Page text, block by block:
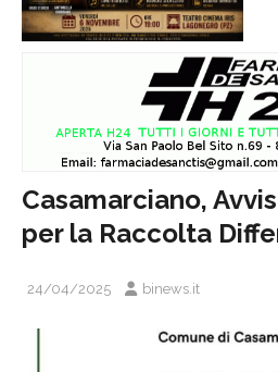
Casamarciano,
per la Raccolta
24/04/2025 binews.it